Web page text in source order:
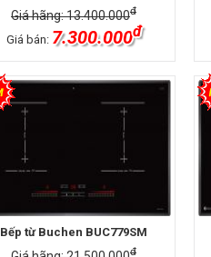
Giá hãng: 13.400.000đ
Giá bán: 7.300.000đ
Bếp từ Buchen BUC779SM
đ